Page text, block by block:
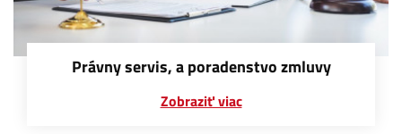
Právny servis, a poradenstvo zmluvy
Zobraziť viac